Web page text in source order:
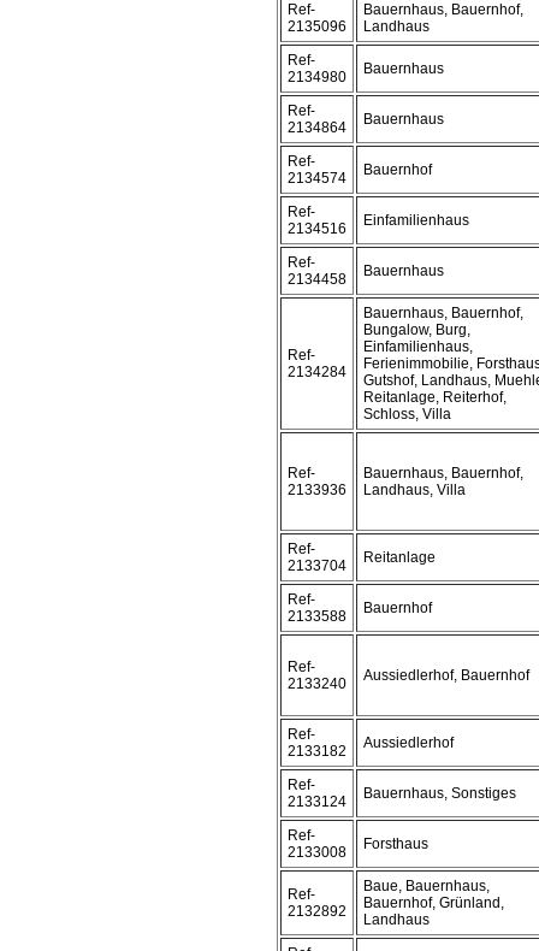
Ref-
2135096
Bauernhaus, Bauernhof,
Landhaus
Ref-
2134980
Bauernhaus
Ref-
2134864
Bauernhaus
Ref-
2134574
Bauernhof
Ref-
2134516
Einfamilienhaus
Ref-
2134458
Bauernhaus
Ref-
2134284
Bauernhaus, Bauernhof,
Bungalow, Burg,
Einfamilienhaus,
Ferienimmobilie,
Gutshof, Landhaus,
Reitanlage, Reiterhof,
Schloss, Villa
Ref-
2133936
Bauernhaus, Bauernhof,
Landhaus, Villa
Ref-
2133704
Reitanlage
Ref-
2133588
Bauernhof
Ref-
2133240
Aussiedlerhof, Bauernhof
Ref-
2133182
Aussiedlerhof
Ref-
2133124
Bauernhaus, Sonstiges
Ref-
2133008
Forsthaus
Ref-
2132892
Baue, Bauernhaus,
Bauernhof, Grünland,
Landhaus